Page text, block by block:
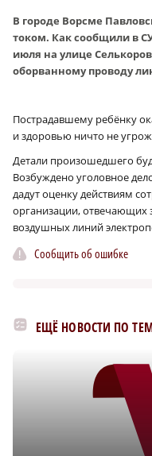
В городе Ворсме
током. Как сообщили в
июля на улице
оборванному проводу
Пострадавшему ребёнку
и здоровью ничто не
Детали произошедшего
Возбуждено уголовное
дадут оценку действиям
организации, отвечающих
воздушных линий
Сообщить об ошибке
ЕЩЁ НОВОСТИ ПО